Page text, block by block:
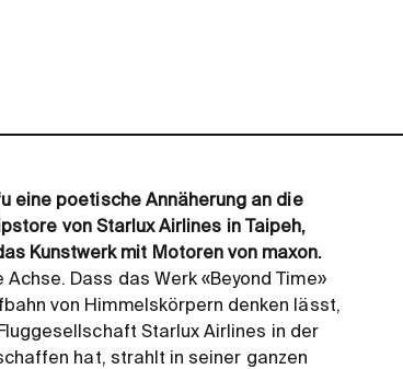
eine poetische Annäherung an die
von Starlux Airlines in Taipeh,
Kunstwerk mit Motoren von maxon.
Dass das Werk «Beyond Time»
von Himmelskörpern denken lässt,
Starlux Airlines in der
hat, strahlt in seiner ganzen